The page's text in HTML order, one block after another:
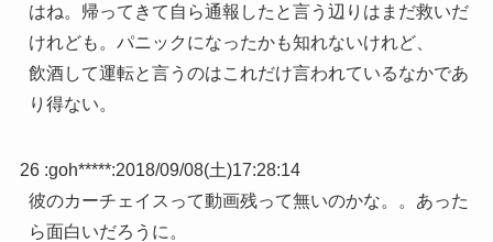
はね。帰ってきて自ら通報したと言う辺りはまだ救いだ
けれども。パニックになったかも知れないけれど、
飲酒して運転と言うのはこれだけ言われているなかであ
り得ない。
26 :goh*****:2018/09/08(土)17:28:14
彼のカーチェイスって動画残って無いのかな。。あった
ら面白いだろうに。